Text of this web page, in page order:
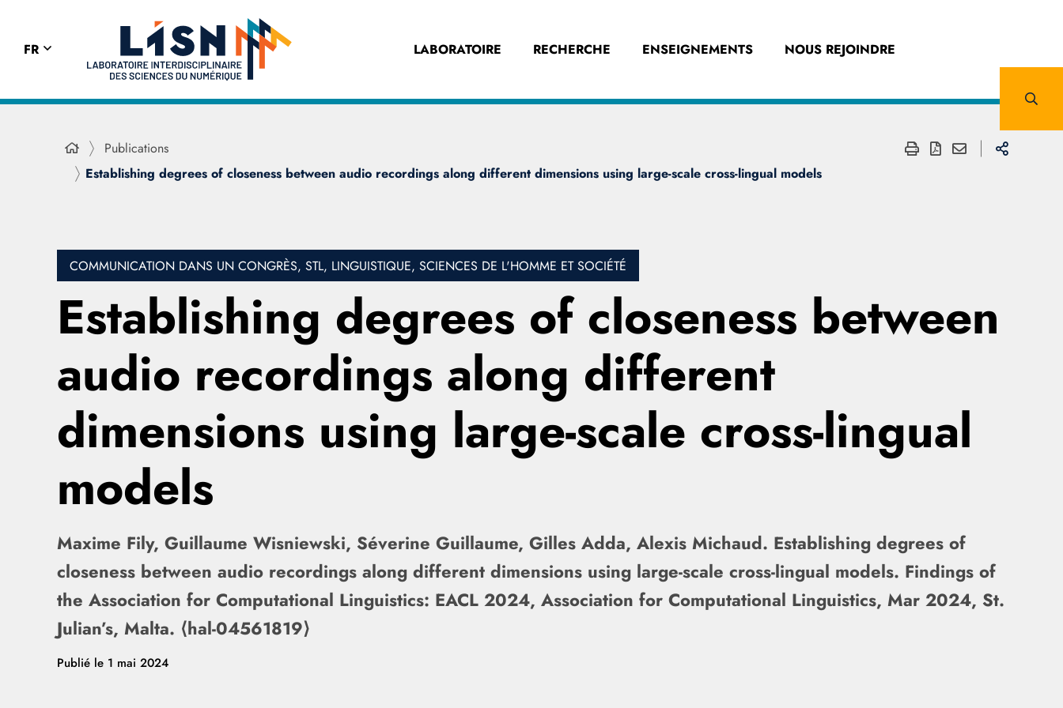
FR LABORATOIRE RECHERCHE ENSEIGNEMENTS NOUS REJOINDRE
Publications
Establishing degrees of closeness between audio recordings along different dimensions using large-scale cross-lingual models
COMMUNICATION DANS UN CONGRÈS, STL, LINGUISTIQUE, SCIENCES DE L'HOMME ET SOCIÉTÉ
Establishing degrees of closeness between
audio recordings along different
dimensions using large-scale cross-lingual
models
Maxime Fily, Guillaume Wisniewski, Séverine Guillaume, Gilles Adda, Alexis Michaud. Establishing degrees of
closeness between audio recordings along different dimensions using large-scale cross-lingual models. Findings of
the Association for Computational Linguistics: EACL 2024, Association for Computational Linguistics, Mar 2024, St.
Julian’s, Malta. ⟨hal-04561819⟩
Publié le 1 mai 2024